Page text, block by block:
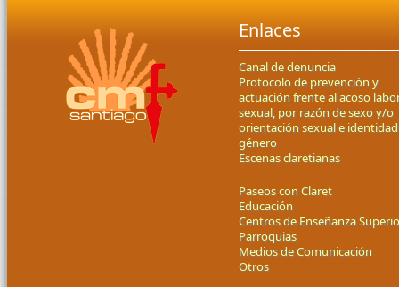
Enlaces
Canal de denuncia
Protocolo de prevención y
actuación frente al acoso
sexual, por razón de sexo y/o
orientación sexual e
género
Escenas claretianas
Paseos con Claret
Educación
Centros de Enseñanza
Parroquias
Medios de Comunicación
Otros